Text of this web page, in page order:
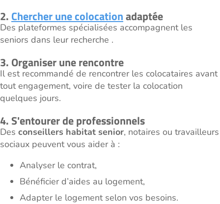
2. Chercher une colocationadaptée
Des plateformes spécialisées accompagnent les
seniors dans leur recherche .
3. Organiser une rencontre
Il est recommandé de rencontrer les colocataires avant
tout engagement, voire de tester la colocation
quelques jours.
4. S'entourer de professionnels
Des conseillers habitat senior, notaires ou travailleurs
sociaux peuvent vous aider à :
Analyser le contrat,
Bénéficier d’aides au logement,
Adapter le logement selon vos besoins.